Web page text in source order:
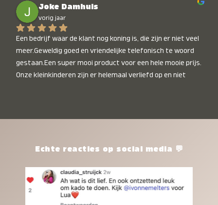
Joke Damhuis
vorig jaar
Een bedrijf waar de klant nog koning is, die zijn er niet veel
meer.Geweldig goed en vriendelijke telefonisch te woord
gestaan.Een super mooi product voor een hele mooie prijs.
Onze kleinkinderen zijn er helemaal verliefd op en niet
het waard.Echte reacties op social media 💬